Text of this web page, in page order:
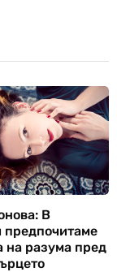
В
предпочитаме
на разума пред